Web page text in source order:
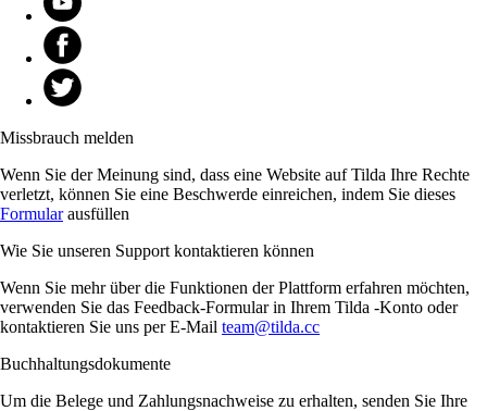
Missbrauch melden
Wenn Sie der Meinung sind, dass eine Website auf Tilda Ihre Rechte
verletzt, können Sie eine Beschwerde einreichen, indem Sie dieses
Formularausfüllen
Wie Sie unseren Support kontaktieren können
Wenn Sie mehr über die Funktionen der Plattform erfahren möchten,
verwenden Sie das Feedback-Formular in Ihrem Tilda -Konto oder
kontaktieren Sie uns per E-Mail team@tilda.cc
Buchhaltungsdokumente
Um die Belege und Zahlungsnachweise zu erhalten, senden Sie Ihre